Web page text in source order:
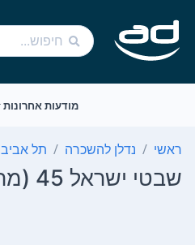
מודעות אחרונות
ראשי נדלן להשכרה תל אביב
שבטי ישראל 45 (מרכז יפו מערבית לשדרות ירושלים)